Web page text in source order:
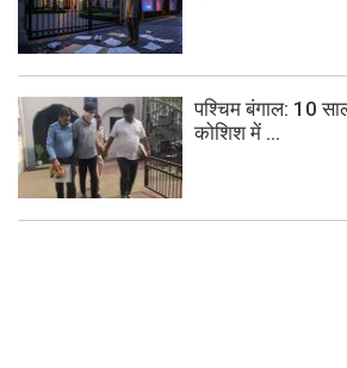
पश्चिम बंगाल: 10
कोशिश में ...